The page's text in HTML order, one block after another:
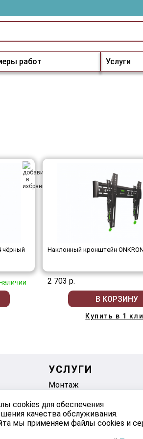
cookies для обеспечения
качества обслуживания.
мы применяем файлы cookies и
работ Услуги
чёрный Наклонный кронштейн
2 703 р.
В КОРЗИНУ
Купить в 1
УСЛУГИ
Монтаж